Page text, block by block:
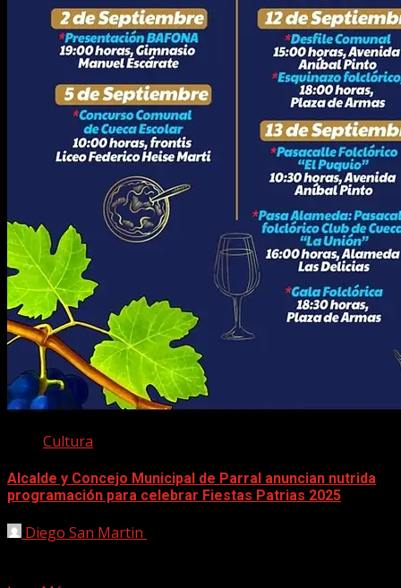
Cultura
Alcalde y Concejo Municipal de Parral anuncian nutrida
programación para celebrar Fiestas Patrias 2025
Diego San Martin